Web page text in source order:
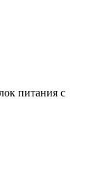
питания с